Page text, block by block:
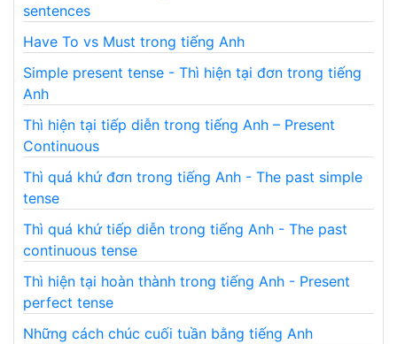
sentences
Have To vs Must trong tiếng Anh
Simple present tense - Thì hiện tại đơn trong tiếng
Anh
Thì hiện tại tiếp diễn trong tiếng Anh – Present
Continuous
Thì quá khứ đơn trong tiếng Anh - The past simple
tense
Thì quá khứ tiếp diễn trong tiếng Anh - The past
continuous tense
Thì hiện tại hoàn thành trong tiếng Anh - Present
perfect tense
Những cách chúc cuối tuần bằng tiếng Anh